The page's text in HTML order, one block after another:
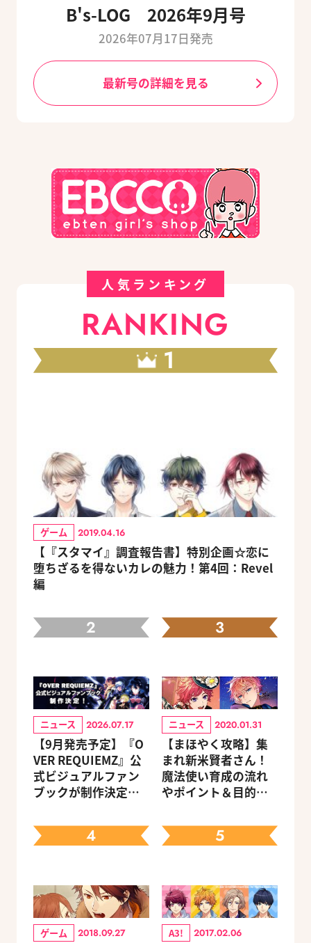
B's-LOG 2026年9月号
2026年07月17日発売
最新号の詳細を見る
人気ランキング
RANKING
1
ゲーム 2019.04.16
【『スタマイ』調査報告書】特別企画☆恋に
堕ちざるを得ないカレの魅力！第4回：Revel
編
2
ニュース 2026.07.17
【9月発売予定】『O
VER REQUIEMZ』公
式ビジュアルファン
ブックが制作決定！
る豪華グッズ付き限
定セットも同時発売
3
ニュース 2020.01.31
【まほやく攻略】集
まれ新米賢者さん！
魔法使い育成の流れ
やポイント＆目的別
紹介《2020.11追加更
新》
4
ゲーム 2018.09.27
5
A3! 2017.02.06